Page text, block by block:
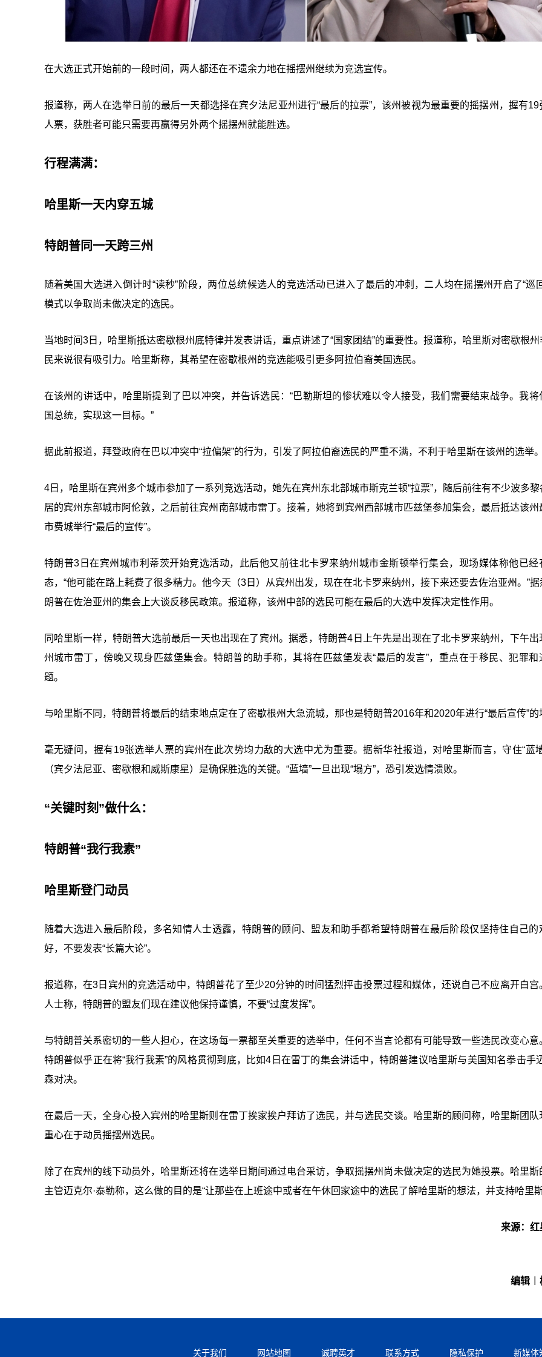
在大选正式开始前的一段时间，两人都还在不遗余力地在摇摆州继续为竞选宣传。
报道称，两人在选举日前的最后一天都选择在宾夕法尼亚州进行“最后的拉票”，该州被视为最重要的摇摆州，握有19
人票，获胜者可能只需要再赢得另外两个摇摆州就能胜选。
行程满满：
哈里斯一天内穿五城
特朗普同一天跨三州
随着美国大选进入倒计时“读秒”阶段，两位总统候选人的竞选活动已进入了最后的冲刺，二人均在摇摆州开启了“巡
模式以争取尚未做决定的选民。
当地时间3日，哈里斯抵达密歇根州底特律并发表讲话，重点讲述了“国家团结”的重要性。报道称，哈里斯对密歇根州
民来说很有吸引力。哈里斯称，其希望在密歇根州的竞选能吸引更多阿拉伯裔美国选民。
在该州的讲话中，哈里斯提到了巴以冲突，并告诉选民：“巴勒斯坦的惨状难以令人接受，我们需要结束战争。我将
国总统，实现这一目标。”
据此前报道，拜登政府在巴以冲突中“拉偏架”的行为，引发了阿拉伯裔选民的严重不满，不利于哈里斯在该州的选举
4日，哈里斯在宾州多个城市参加了一系列竞选活动，她先在宾州东北部城市斯克兰顿“拉票”，随后前往有不少波多黎
居的宾州东部城市阿伦敦，之后前往宾州南部城市雷丁。接着，她将到宾州西部城市匹兹堡参加集会，最后抵达该州
市费城举行“最后的宣传”。
特朗普3日在宾州城市利蒂茨开始竞选活动，此后他又前往北卡罗来纳州城市金斯顿举行集会，现场媒体称他已经
态，“他可能在路上耗费了很多精力。他今天（3日）从宾州出发，现在在北卡罗来纳州，接下来还要去佐治亚州。”据
朗普在佐治亚州的集会上大谈反移民政策。报道称，该州中部的选民可能在最后的大选中发挥决定性作用。
同哈里斯一样，特朗普大选前最后一天也出现在了宾州。据悉，特朗普4日上午先是出现在了北卡罗来纳州，下午出
州城市雷丁，傍晚又现身匹兹堡集会。特朗普的助手称，其将在匹兹堡发表“最后的发言”，重点在于移民、犯罪和
题。
与哈里斯不同，特朗普将最后的结束地点定在了密歇根州大急流城，那也是特朗普2016年和2020年进行“最后宣传”的
毫无疑问，握有19张选举人票的宾州在此次势均力敌的大选中尤为重要。据新华社报道，对哈里斯而言，守住“蓝
（宾夕法尼亚、密歇根和威斯康星）是确保胜选的关键。“蓝墙”一旦出现“塌方”，恐引发选情溃败。
“关键时刻”做什么：
特朗普“我行我素”
哈里斯登门动员
随着大选进入最后阶段，多名知情人士透露，特朗普的顾问、盟友和助手都希望特朗普在最后阶段仅坚持住自己的
好，不要发表“长篇大论”。
报道称，在3日宾州的竞选活动中，特朗普花了至少20分钟的时间猛烈抨击投票过程和媒体，还说自己不应离开白宫
人士称，特朗普的盟友们现在建议他保持谨慎，不要“过度发挥”。
与特朗普关系密切的一些人担心，在这场每一票都至关重要的选举中，任何不当言论都有可能导致一些选民改变心意
特朗普似乎正在将“我行我素”的风格贯彻到底，比如4日在雷丁的集会讲话中，特朗普建议哈里斯与美国知名拳击手
森对决。
在最后一天，全身心投入宾州的哈里斯则在雷丁挨家挨户拜访了选民，并与选民交谈。哈里斯的顾问称，哈里斯团队
重心在于动员摇摆州选民。
除了在宾州的线下动员外，哈里斯还将在选举日期间通过电台采访，争取摇摆州尚未做决定的选民为她投票。哈里斯
主管迈克尔·泰勒称，这么做的目的是“让那些在上班途中或者在午休回家途中的选民了解哈里斯的想法，并支持哈里
来源：红
编辑︱
关于我们 网站地图 诚聘英才 联系方式 隐私保护 新媒体